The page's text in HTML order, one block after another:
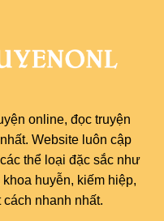
online, đọc truyện
Website luôn cập
thể loại đặc sắc như
huyễn, kiếm hiệp,
cách nhanh nhất.